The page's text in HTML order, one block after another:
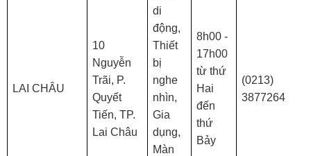
LAI CHÂU
10
Nguyễn
Trãi, P.
Quyết
Tiến, TP.
Lai Châu
di
động,
Thiết
bị
nghe
nhìn,
Gia
dụng,
Màn
8h00 -
17h00
từ thứ
Hai
đến
thứ
Bảy
(0213)
3877264